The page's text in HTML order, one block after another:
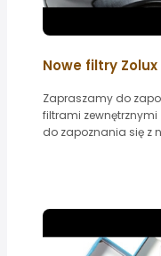
Nowe filtry
Zapraszamy do
filtrami zewnętrznymi
do zapoznania się z